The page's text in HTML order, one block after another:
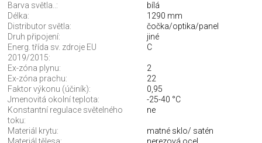
Barva světla..:
bílá
Délka:
1290 mm
Distributor světla:
čočka/optika/panel
Druh připojení:
jiné
Energ. třída sv. zdroje EU
2019/2015:
C
Ex-zóna plynu:
2
Ex-zóna prachu:
22
Faktor výkonu (účiník):
0,95
Jmenovitá okolní teplota:
-25-40 °C
Konstantní regulace světelného
toku:
ne
Materiál krytu:
matné sklo/ satén